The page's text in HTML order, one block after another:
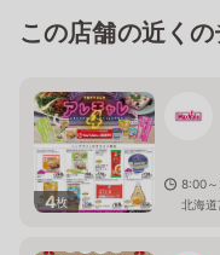
この店舗の近くの
4枚
8:00
北海